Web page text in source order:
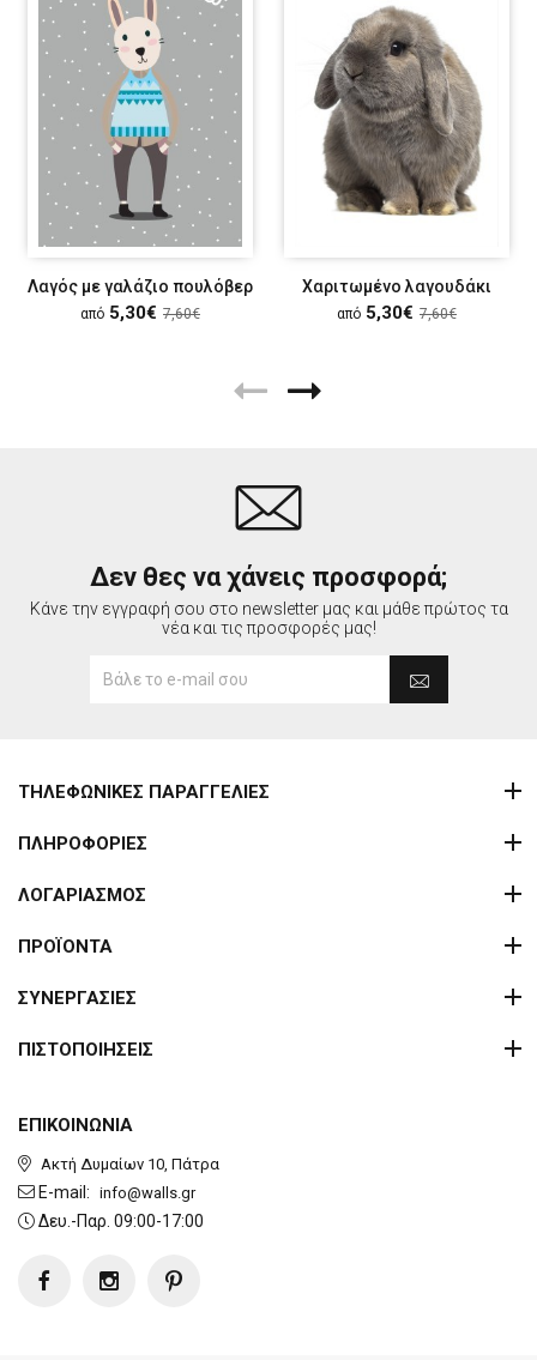
Λαγός με γαλάζιο πουλόβερ
από 5,30€ 7,60€
Χαριτωμένο λαγουδάκι
από 5,30€ 7,60€
Δεν θες να χάνεις προσφορά;
Κάνε την εγγραφή σου στο newsletter μας και μάθε πρώτος τα
νέα και τις προσφορές μας!
ΕΠΙΚΟΙΝΩΝΙΑ
Ακτή Δυμαίων 10, Πάτρα
E-mail: info@walls.gr
Δευ.-Παρ. 09:00-17:00
ΤΗΛΕΦΩΝΙΚΕΣ ΠΑΡΑΓΓΕΛΙΕΣ
ΠΛΗΡΟΦΟΡΙΕΣ
ΛΟΓΑΡΙΑΣΜΟΣ
ΠΡΟΪΟΝΤΑ
ΣΥΝΕΡΓΑΣΙΕΣ
ΠΙΣΤΟΠΟΙΗΣΕΙΣ